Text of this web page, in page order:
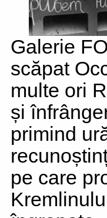
Galerie
scăpat
multe ori
și
primind
pe care